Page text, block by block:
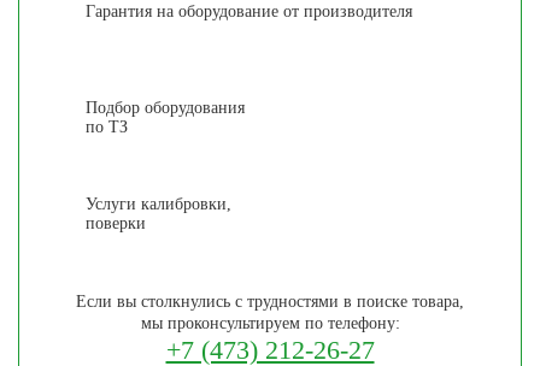
Гарантия на оборудование от производителя
Подбор оборудования
по ТЗ
Услуги калибровки,
поверки
Если вы столкнулись с трудностями в поиске товара,
мы проконсультируем по телефону:
+7 (473) 212-26-27